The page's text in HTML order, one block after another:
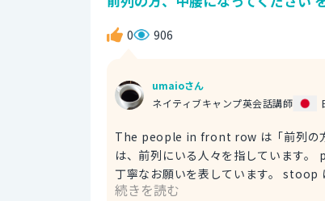
0 906
umaioさん
ネイティブキャンプ英会話講師
The people in front row は「前列の
は、前列にいる人々を指しています
丁寧なお願いを表しています。 stoop
にいる人々に対して中腰になるようにお願いする表現です。 具体的な状
続きを読む